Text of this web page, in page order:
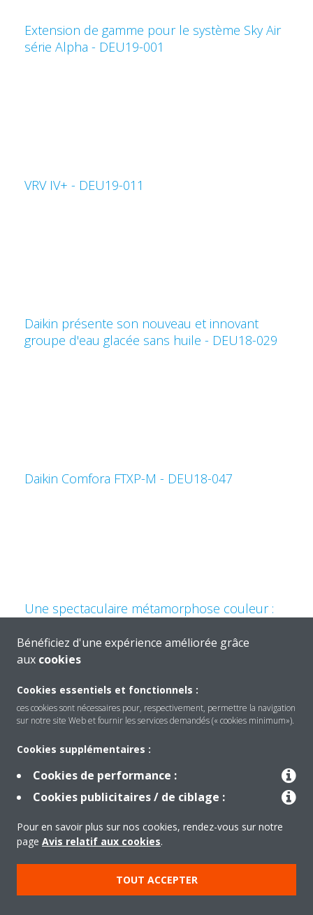
Extension de gamme pour le système Sky Air
série Alpha - DEU19-001
VRV IV+ - DEU19-011
Daikin présente son nouveau et innovant
groupe d'eau glacée sans huile - DEU18-029
Daikin Comfora FTXP-M - DEU18-047
Une spectaculaire métamorphose couleur :
primés de Daikin font peau neuve !
Produits
Bénéficiez d'une expérience améliorée grâce
aux cookies
Cookies essentiels et fonctionnels :
ces cookies sont nécessaires pour, respectivement, permettre la navigation
sur notre site Web et fournir les services demandés (« cookies minimum»).
Cookies supplémentaires :
Cookies de performance :
Cookies publicitaires / de ciblage :
Pour en savoir plus sur nos cookies, rendez-vous sur notre
page Avis relatif aux cookies.
TOUT ACCEPTER